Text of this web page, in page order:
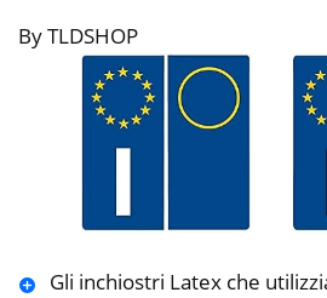
By TLDSHOP
Gli inchiostri Latex che